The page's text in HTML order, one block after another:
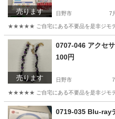
売ります 日野市 7
★★★★★ ご自宅にある不要品を是非ジモテ
東京 日野市 現地
売ります
0707-046 アクセ
100円
日野市
★★★★★ ご自宅にある不要品を是非ジモテ
東京 日野市
0719-035 Blu-ray